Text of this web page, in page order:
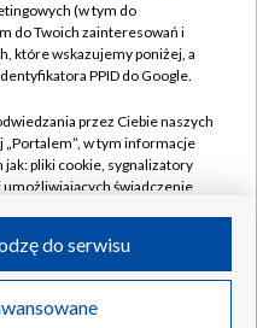
Wideo
nadawcy
Akcyjna w likwidacji
(w tym do
do Twoich zainteresowań i
które wskazujemy poniżej, a
PPID do Google.
przez Ciebie naszych
„Portalem”, w tym informacje
pliki cookie, sygnalizatory
świadczenie
przez Ciebie
jak adresy IP, identyfikatory
do serwisu